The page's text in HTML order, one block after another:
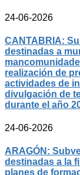
24-06-2026
CANTABRIA:
destinadas a
realización de
actividades de
divulgación de
durante el año
24-06-2026
ARAGÓN:
destinadas a la
planes de